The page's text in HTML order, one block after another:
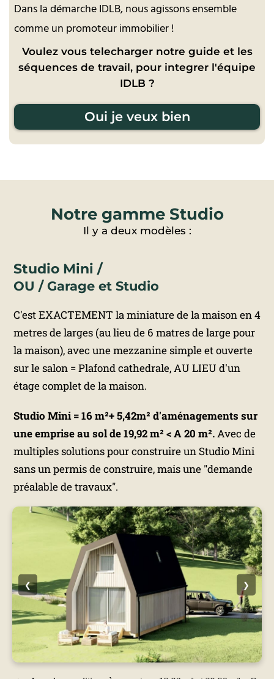
Dans la démarche IDLB, nous agissons ensemble
comme un promoteur immobilier !
Voulez vous telecharger notre guide et les
séquences de travail, pour integrer l'équipe
IDLB ?
Oui je veux bien
Notre gamme Studio
Il y a deux modèles :
Studio Mini /
OU / Garage et Studio
C'est EXACTEMENT la miniature de la maison en 4
metres de larges (au lieu de 6 matres de large pour
la maison), avec une mezzanine simple et ouverte
sur le salon = Plafond cathedrale, AU LIEU d'un
étage complet de la maison.
Studio Mini = 16 m²+ 5,42m² d'aménagements sur
une emprise au sol de 19,92 m² < A 20 m².Avec de
multiples solutions pour construire un Studio Mini
sans un permis de construire, mais une "demande
préalable de travaux".
❮ ❯